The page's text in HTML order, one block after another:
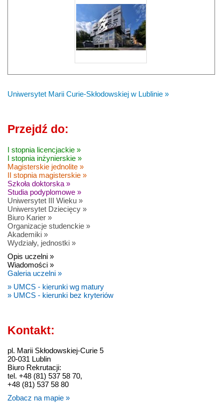
Uniwersytet Marii Curie-Skłodowskiej w Lublinie »
Przejdź do:
I stopnia licencjackie »
I stopnia inżynierskie »
Magisterskie jednolite »
II stopnia magisterskie »
Szkoła doktorska »
Studia podyplomowe »
Uniwersytet III Wieku »
Uniwersytet Dziecięcy »
Biuro Karier »
Organizacje studenckie »
Akademiki »
Wydziały, jednostki »
Opis uczelni »
Wiadomości »
Galeria uczelni »
» UMCS - kierunki wg matury
» UMCS - kierunki bez kryteriów
Kontakt:
pl. Marii Skłodowskiej-Curie 5
20-031 Lublin
Biuro Rekrutacji:
tel. +48 (81) 537 58 70,
+48 (81) 537 58 80
Zobacz na mapie »